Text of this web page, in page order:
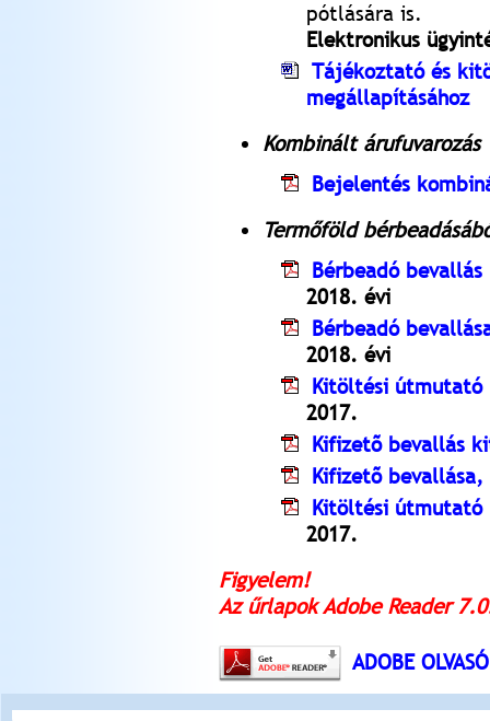
pótlására is.
Elektronikus
Tájékoztató és
megállapításához
Kombinált árufuvarozás
Bejelentés
Termőföld
Bérbeadó
2018. évi
Bérbeadó
2018. évi
Kitöltési útmutató
2017.
Kifizetõ bevallás
Kifizetõ bevallása,
Kitöltési útmutató
2017.
Figyelem!
Az űrlapok Adobe Reader
ADOBE